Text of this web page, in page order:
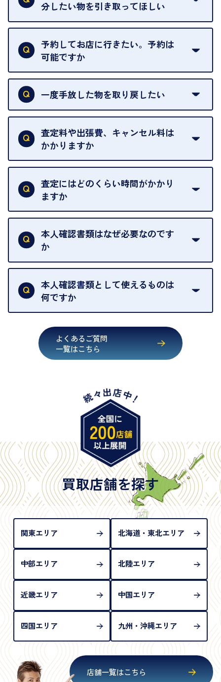
わることがございます。
分したい物を引き取ってほしい
再販不可能な物は、場合によってはお断りすること
がございます。ご了承ください。
予約してお店に行きたい。予約は
可能ですか
申し訳ありませんが、現在はご来店の予約は承って
おりません。
を整えておりますので、お好きな時にお越しくださ
い。
お急ぎの場合はスタッフに一言お声がけください。
可能な限り、迅速に対応させていただきます。
一度手放した物を取り戻したい
当店は質店ではありませんので、買い取ったお品物
は基本的に販売へと回されます。買い戻しはできま
せんので、ご了承ください。
グオフが可能です。
契約破棄という形で、お品物をお戻しすることがで
きます。
売却当日を含む8日間のうちに、お気軽にお申し出
出張買取のお品物は、8日間保管しております。
査定料や出張費、キャンセル料は
かかりますか
一切いただいておりません。査定金額にご納得いた
だけない場合は、その場でお断りいただいても問題
ございません。お気軽にご相談ください。
査定にはどのくらい時間がかかり
ますか
お品物の内容や点数によって異なりますが、店頭買
取の場合は1点あたり数分程度が目安です。大量の
お品物の場合は、お時間をいただくことがございま
本人確認書類はなぜ必要なのです
か
買取店は古物営業法により、お客様のご本人確認を
行うことが義務付けられています。安心してお取引
いただくためにも、ご協力をお願いいたします。
本人確認書類として使えるものは
何ですか
・健康保険証確認書
・マイナンバーカード
・在留カード
・旧パスポート
※原則として「公的機関が発行し、氏名、住所、生
年月日が記載されているもの
※日本国政府発行のもの
※2020年2月4日以降に申請された新型パスポートに
は「所持人記入欄（住所記載欄）」が存在しないた
め、単体では古物営業法上の本人確認書類として認
められない（住所確認ができないため）。補助書類
が必要となります
よくあるご質問
一覧はこちら
買取店舗を探す
関東エリア 北海道・東北エリア
中部エリア 北陸エリア
近畿エリア 中国エリア
四国エリア 九州・沖縄エリア
店舗一覧はこちら